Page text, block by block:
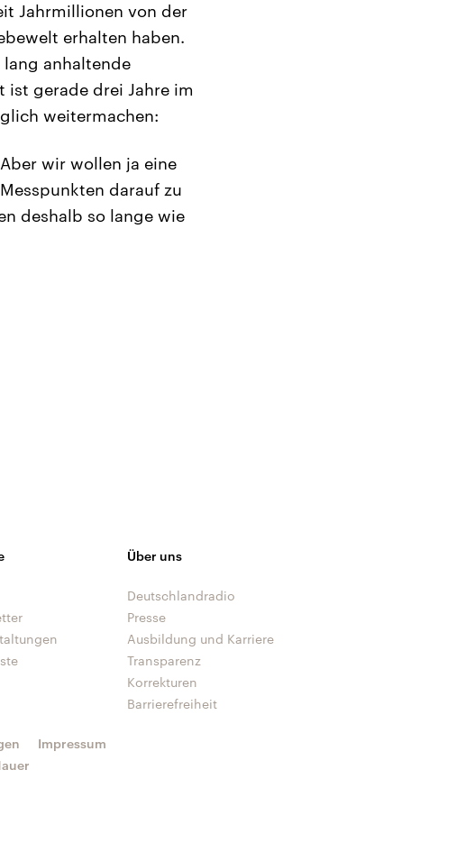
Jahrmillionen von der
erhalten haben.
anhaltende
ist gerade drei Jahre im
weitermachen:
wir wollen ja eine
darauf zu
deshalb so lange wie
Über uns
Deutschlandradio
Presse
Ausbildung und Karriere
Transparenz
Korrekturen
Barrierefreiheit
Impressum